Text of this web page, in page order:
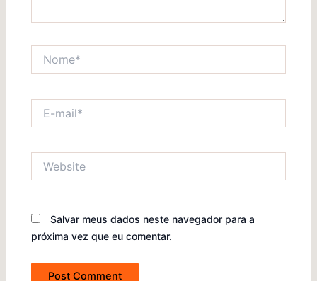
mail*
Salvar meus dados neste navegador para a
próxima vez que eu comentar.